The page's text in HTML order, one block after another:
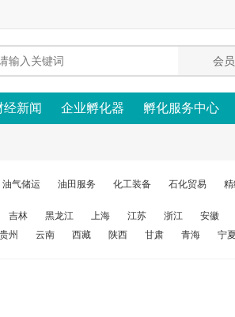
经新闻 企业孵化器 孵化服务中心
油气储运 油田服务 化工装备 石化贸易
吉林 黑龙江 上海 江苏 浙江 安徽
贵州 云南 西藏 陕西 甘肃 青海 宁夏